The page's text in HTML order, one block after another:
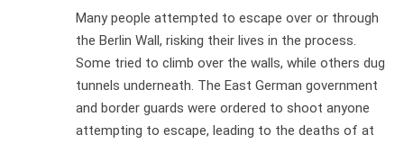
Many people attempted to escape over or through
the Berlin Wall, risking their lives in the process.
Some tried to climb over the walls, while others dug
tunnels underneath. The East German government
and border guards were ordered to shoot anyone
attempting to escape, leading to the deaths of at